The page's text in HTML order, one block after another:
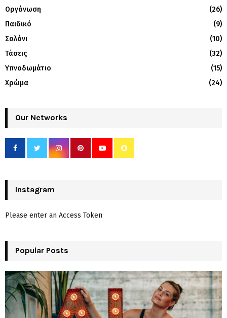
Οργάνωση
(26)
Παιδικό
(9)
Σαλόνι
(10)
Τάσεις
(32)
Υπνοδωμάτιο
(15)
Χρώμα
(24)
Our Networks
Instagram
Please enter an Access Token
Popular Posts